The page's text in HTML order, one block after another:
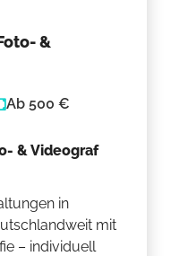
&
Ab 500 €
& Videograf
in
mit
– individuell